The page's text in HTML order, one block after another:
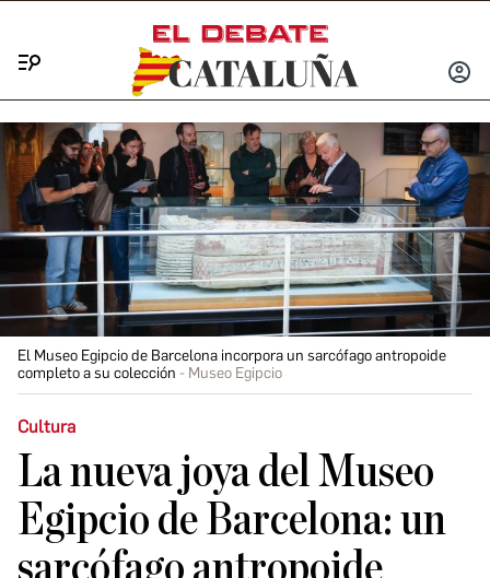
INICIAR
El Museo Egipcio de Barcelona incorpora un sarcófago antropoide
completo a su colección
Museo Egipcio
Cultura
La nueva joya del Museo
Egipcio de Barcelona: un
sarcófago antropoide